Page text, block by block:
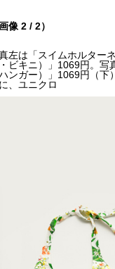
画像 2 / 2）
左は「スイムホルター
ビキニ）」1069円。写
ンガー）」1069円（下
、ユニクロ